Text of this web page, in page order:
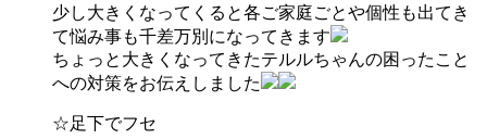
少し大きくなってくると各ご家庭ごとや個性も出てき
て悩み事も千差万別になってきます
ちょっと大きくなってきたテルルちゃんの困ったこと
への対策をお伝えしました
☆足下でフセ